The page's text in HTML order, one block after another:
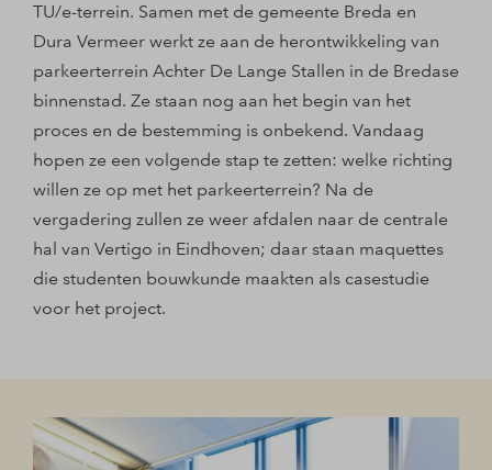
TU/e-terrein. Samen met de gemeente Breda en
Dura Vermeer werkt ze aan de herontwikkeling van
parkeerterrein Achter De Lange Stallen in de Bredase
binnenstad. Ze staan nog aan het begin van het
proces en de bestemming is onbekend. Vandaag
hopen ze een volgende stap te zetten: welke richting
willen ze op met het parkeerterrein? Na de
vergadering zullen ze weer afdalen naar de centrale
hal van Vertigo in Eindhoven; daar staan maquettes
die studenten bouwkunde maakten als casestudie
voor het project.